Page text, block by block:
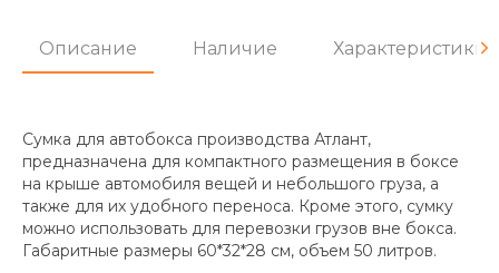
Описание Наличие Характеристики
Сумка для автобокса производства Атлант,
предназначена для компактного размещения в боксе
на крыше автомобиля вещей и небольшого груза, а
также для их удобного переноса. Кроме этого, сумку
можно использовать для перевозки грузов вне бокса.
Габаритные размеры 60*32*28 см, объем 50 литров.